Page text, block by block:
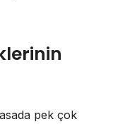
pek çok